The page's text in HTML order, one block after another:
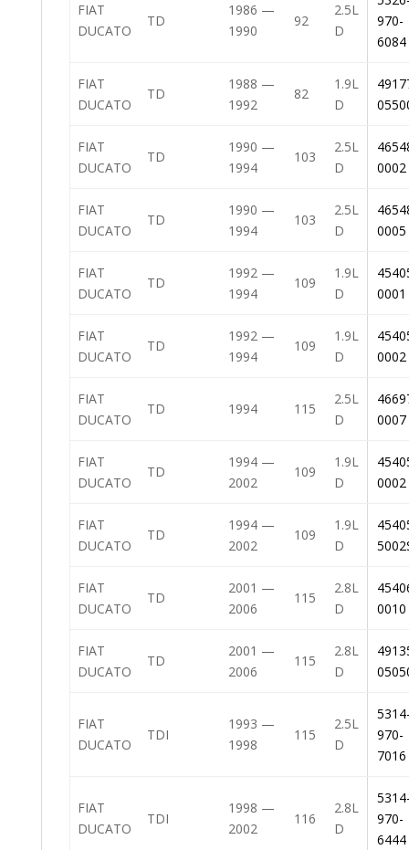
FIAT
DUCATO
TD
1986 —
1990
92
2.5L
D
970-
6084
FIAT
DUCATO
TD
1988 —
1992
82
1.9L
D
FIAT
DUCATO
TD
1990 —
1994
103
2.5L
D
0002
FIAT
DUCATO
TD
1990 —
1994
103
2.5L
D
0005
FIAT
DUCATO
TD
1992 —
1994
109
1.9L
D
0001
FIAT
DUCATO
TD
1992 —
1994
109
1.9L
D
0002
FIAT
DUCATO
TD 1994 115
2.5L
D
0007
FIAT
DUCATO
TD
1994 —
2002
109
1.9L
D
0002
FIAT
DUCATO
TD
1994 —
2002
109
1.9L
D
FIAT
DUCATO
TD
2001 —
2006
115
2.8L
D
0010
FIAT
DUCATO
TD
2001 —
2006
115
2.8L
D
FIAT
DUCATO
TDI
1993 —
1998
115
2.5L
D
970-
7016
FIAT
DUCATO
TDI
1998 —
2002
116
2.8L
D
970-
6444